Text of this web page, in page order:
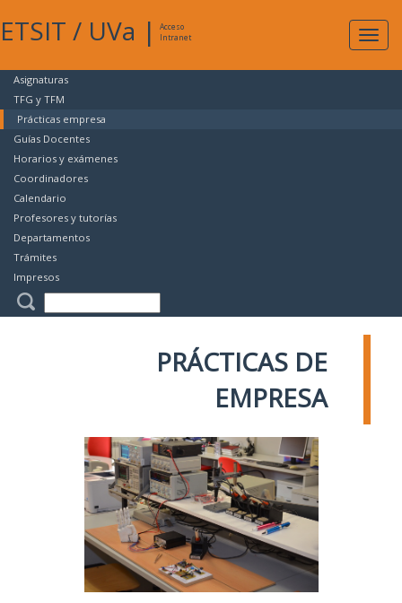
ETSIT / UVa |
Acceso
Intranet
Asignaturas
TFG y TFM
Prácticas empresa
Guías Docentes
Horarios y exámenes
Coordinadores
Calendario
Profesores y tutorías
Departamentos
Trámites
Impresos
PRÁCTICAS DE
EMPRESA